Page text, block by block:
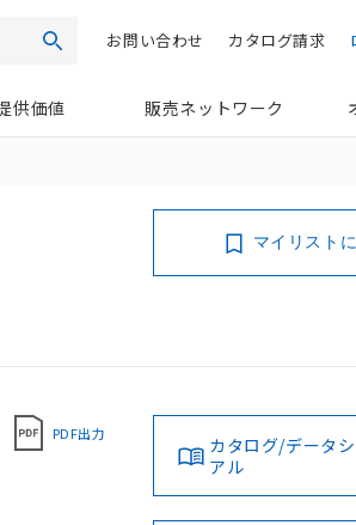
検索 カタログ請求
お問い合わせ
供価値 販売ネットワーク
マイリスト
PDF出力
カタログ/データ
アル